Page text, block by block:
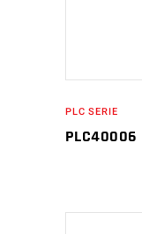
PLC SERIE
PLC40006